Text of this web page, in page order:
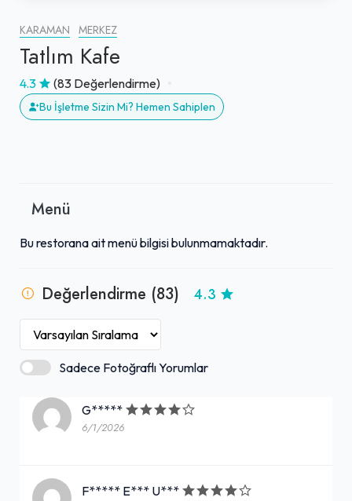
KARAMAN MERKEZ
Tatlım Kafe
4.3 (83 Değerlendirme)
Bu İşletme Sizin Mi? Hemen Sahiplen
Menü
Bu restorana ait menü bilgisi bulunmamaktadır.
Değerlendirme (83) 4.3
Sadece Fotoğraflı Yorumlar
G*****
6/1/2026
F***** E*** U***